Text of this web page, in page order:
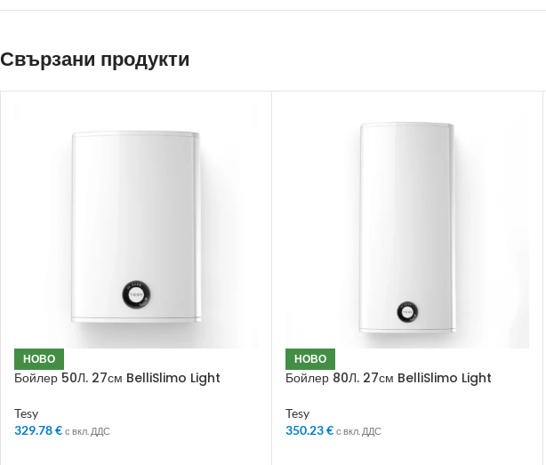
Свързани продукти
НОВО
Бойлер 50Л. 27см BelliSlimo Light
Tesy
329.78€ с вкл. ДДС
НОВО
Бойлер 80Л. 27см BelliSlimo Light
Tesy
350.23€ с вкл. ДДС